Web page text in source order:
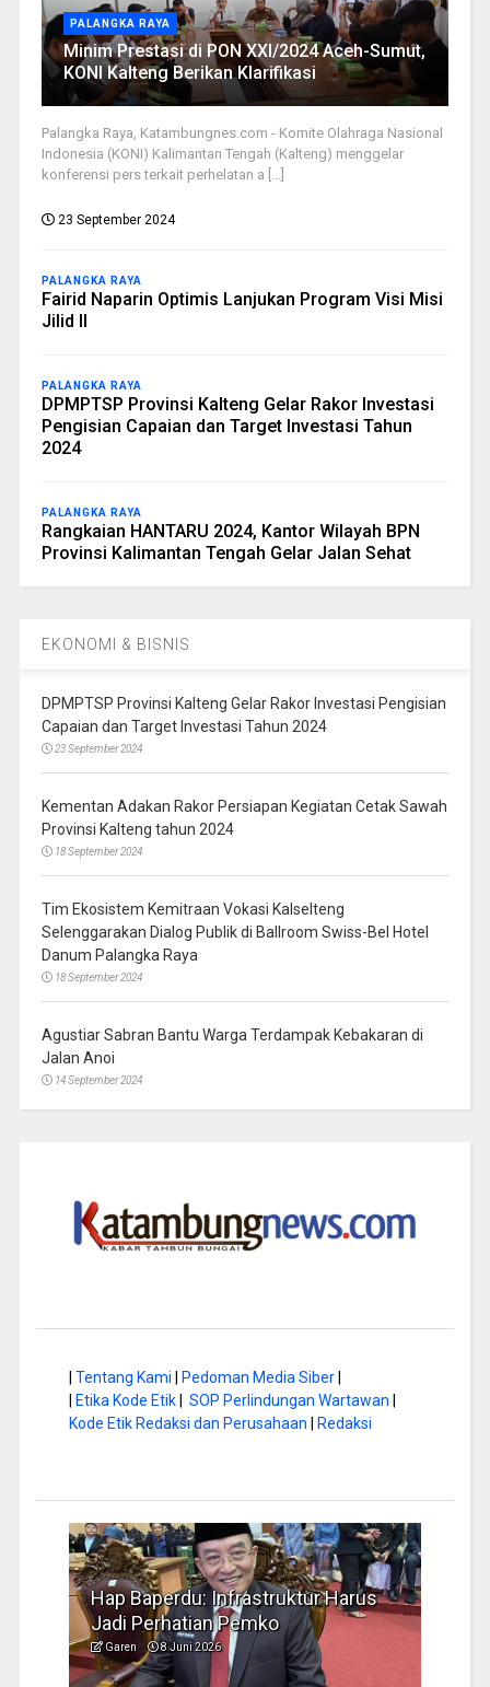
PALANGKA RAYA
Minim Prestasi di PON XXI/2024 Aceh-Sumut,
KONI Kalteng Berikan Klarifikasi
Palangka Raya, Katambungnes.com - Komite Olahraga Nasional
Indonesia (KONI) Kalimantan Tengah (Kalteng) menggelar
konferensi pers terkait perhelatan a [...]
23 September 2024
PALANGKA RAYA
Fairid Naparin Optimis Lanjukan Program Visi Misi
Jilid II
PALANGKA RAYA
DPMPTSP Provinsi Kalteng Gelar Rakor Investasi
Pengisian Capaian dan Target Investasi Tahun
2024
PALANGKA RAYA
Rangkaian HANTARU 2024, Kantor Wilayah BPN
Provinsi Kalimantan Tengah Gelar Jalan Sehat
EKONOMI & BISNIS
DPMPTSP Provinsi Kalteng Gelar Rakor Investasi Pengisian
Capaian dan Target Investasi Tahun 2024
23 September 2024
Kementan Adakan Rakor Persiapan Kegiatan Cetak Sawah
Provinsi Kalteng tahun 2024
18 September 2024
Tim Ekosistem Kemitraan Vokasi Kalselteng
Selenggarakan Dialog Publik di Ballroom Swiss-Bel Hotel
Danum Palangka Raya
18 September 2024
Agustiar Sabran Bantu Warga Terdampak Kebakaran di
Jalan Anoi
14 September 2024
Tentang Kami Pedoman Media Siber|
Etika Kode Etik| SOP Perlindungan Wartawan
Kode Etik Redaksi dan Perusahaan
Redaksi
Hap Baperdu: Infrastruktur Harus
Jadi Perhatian Pemko
Garen 8 Juni 2026